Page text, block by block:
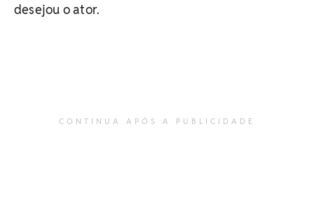
desejou o ator.
CONTINUA APÓS A PUBLICIDADE